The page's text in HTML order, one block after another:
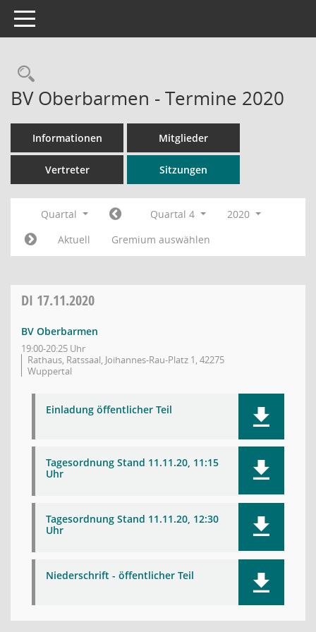
Toggle navigation
Rechercheauswahl
BV Oberbarmen - Termine 2020
Informationen Mitglieder
Vertreter Sitzungen
Quartal Quartal 4
2020
Aktuell
Gremium auswählen
DI 17.11.2020
BV Oberbarmen
19:00-20:25 Uhr
Rathaus, Ratssaal, Joihannes-Rau-Platz 1, 42275
Wuppertal
Einladung öffentlicher Teil
Tagesordnung Stand 11.11.20, 11:15
Uhr
Tagesordnung Stand 11.11.20, 12:30
Uhr
Niederschrift - öffentlicher Teil